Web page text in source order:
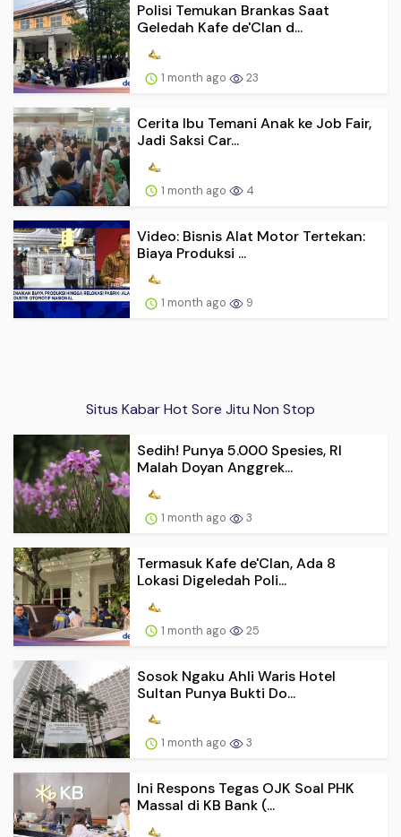
Polisi Temukan Brankas Saat
Geledah Kafe de'Clan d...
1 month ago 23
Cerita Ibu Temani Anak ke Job Fair,
Jadi Saksi Car...
1 month ago 4
Video: Bisnis Alat Motor Tertekan:
Biaya Produksi ...
1 month ago 9
Situs Kabar Hot Sore Jitu Non Stop
Sedih! Punya 5.000 Spesies, RI
Malah Doyan Anggrek...
1 month ago 3
Termasuk Kafe de'Clan, Ada 8
Lokasi Digeledah Poli...
1 month ago 25
Sosok Ngaku Ahli Waris Hotel
Sultan Punya Bukti Do...
1 month ago 3
Ini Respons Tegas OJK Soal PHK
Massal di KB Bank (...